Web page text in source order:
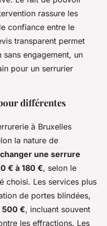
rassure les
confiance entre le
transparent permet
engagement, un
pour un serrurier
différentes
à Bruxelles
la nature de
changer une serrure
€ à 180 €, selon le
choisi. Les services plus
de portes blindées,
500 €, incluant souvent
les effractions. Les